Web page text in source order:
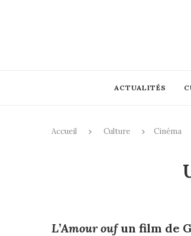
ACTUALITÉS
Accueil Culture Cinéma
L’Amour oufun film de